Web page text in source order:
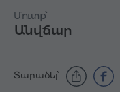
Մուտք՝
Անվճար
Տարածել՝